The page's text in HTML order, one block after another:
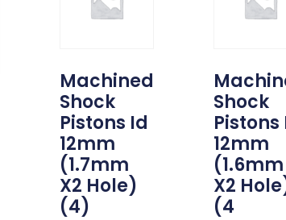
Machined
Shock
Pistons Id
12mm
(1.7mm
X2 Hole)
(4)
Shock
Pistons
12mm
(1.6mm
X2
(4